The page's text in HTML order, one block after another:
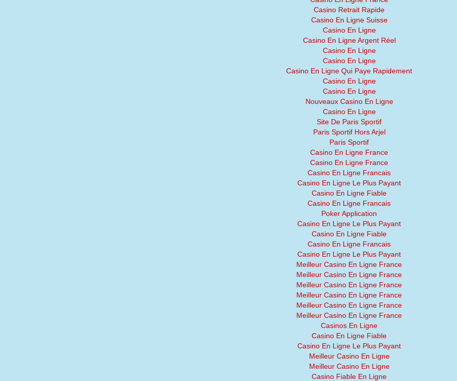
Casino Retrait Rapide
Casino En Ligne Suisse
Casino En Ligne
Casino En Ligne Argent Réel
Casino En Ligne
Casino En Ligne
Casino En Ligne Qui Paye Rapidement
Casino En Ligne
Casino En Ligne
Nouveaux Casino En Ligne
Casino En Ligne
Site De Paris Sportif
Paris Sportif Hors Arjel
Paris Sportif
Casino En Ligne France
Casino En Ligne France
Casino En Ligne Francais
Casino En Ligne Le Plus Payant
Casino En Ligne Fiable
Casino En Ligne Francais
Poker Application
Casino En Ligne Le Plus Payant
Casino En Ligne Fiable
Casino En Ligne Francais
Casino En Ligne Le Plus Payant
Meilleur Casino En Ligne France
Meilleur Casino En Ligne France
Meilleur Casino En Ligne France
Meilleur Casino En Ligne France
Meilleur Casino En Ligne France
Meilleur Casino En Ligne France
Casinos En Ligne
Casino En Ligne Fiable
Casino En Ligne Le Plus Payant
Meilleur Casino En Ligne
Meilleur Casino En Ligne
Casino Fiable En Ligne